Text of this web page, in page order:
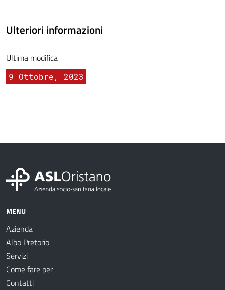
Ulteriori informazioni
Ultima modifica
9 Ottobre, 2023
MENU
Azienda
Albo Pretorio
Servizi
Come fare per
Contatti